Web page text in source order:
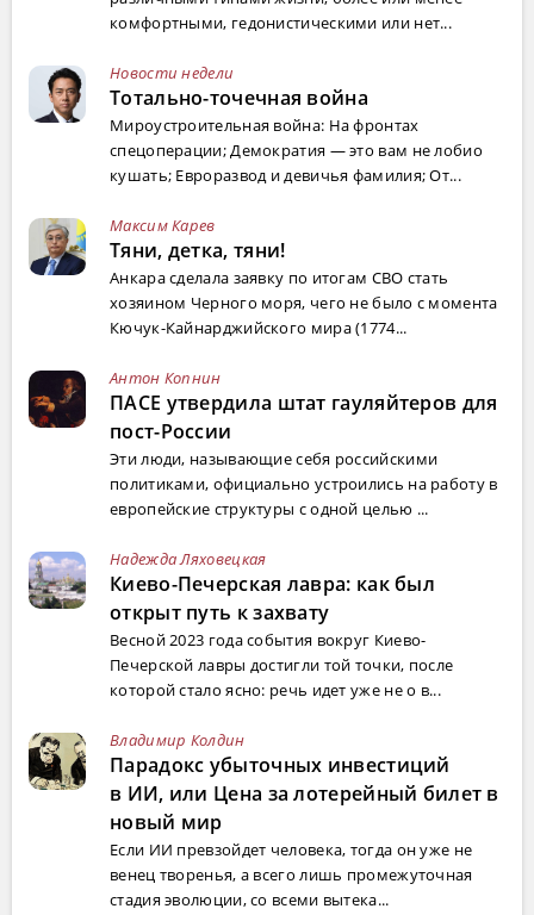
комфортными, гедонистическими или нет...
Новости недели
Тотально-точечная война
Мироустроительная война: На фронтах
спецоперации; Демократия — это вам не лобио
кушать; Евроразвод и девичья фамилия; От...
Максим Карев
Тяни, детка, тяни!
Анкара сделала заявку по итогам СВО стать
хозяином Черного моря, чего не было с момента
Кючук-Кайнарджийского мира (1774...
Антон Копнин
ПАСЕ утвердила штат гауляйтеров для
пост-России
Эти люди, называющие себя российскими
политиками, официально устроились на работу в
европейские структуры с одной целью ...
Надежда Ляховецкая
Киево-Печерская лавра: как был
открыт путь к захвату
Весной 2023 года события вокруг Киево-
Печерской лавры достигли той точки, после
которой стало ясно: речь идет уже не о в...
Владимир Колдин
Парадокс убыточных инвестиций
в ИИ, или Цена за лотерейный билет в
новый мир
Если ИИ превзойдет человека, тогда он уже не
венец творенья, а всего лишь промежуточная
стадия эволюции, со всеми вытека...